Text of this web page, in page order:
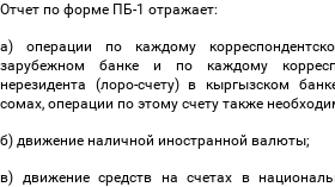
Отчет по форме ПБ-1 отражает:
а) операции по каждому
зарубежном банке и по каждому
нерезидента (лоро-счету) в кыргызском
сомах, операции по этому счету также
б) движение наличной иностранной валюты;
в) движение средств на счетах в